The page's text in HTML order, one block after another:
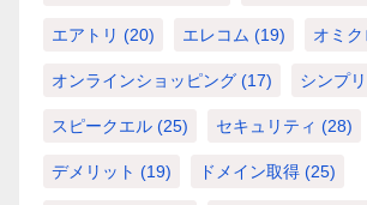
エアトリ (20) エレコム (19) オミ
オンラインショッピング (17) シンプ
スピークエル (25) セキュリティ (28)
デメリット (19) ドメイン取得 (25)